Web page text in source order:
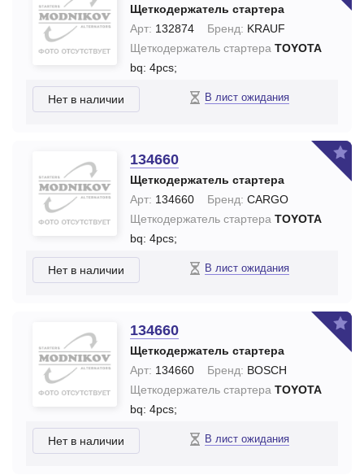
Щеткодержатель стартера
Арт: 132874 Бренд: KRAUF
Щеткодержатель стартера TOYOTA
bq: 4pcs;
Нет в наличии В лист ожидания
134660
Щеткодержатель стартера
Арт: 134660 Бренд: CARGO
Щеткодержатель стартера TOYOTA
bq: 4pcs;
Нет в наличии В лист ожидания
134660
Щеткодержатель стартера
Арт: 134660 Бренд: BOSCH
Щеткодержатель стартера TOYOTA
bq: 4pcs;
Нет в наличии В лист ожидания